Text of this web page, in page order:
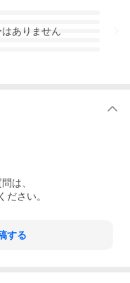
ありません
は、
ださい。
する